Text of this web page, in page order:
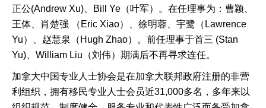
正公(Andrew Xu)、Bill Ye（叶军）。在任理事为：曹颖、
王体、肖楚强 （Eric Xiao）、徐明蓉、宇鹭（Lawrence
Yu）、赵慧泉（Hugh Zhao）。前任理事于首三 (Stan
Yu)、William Liu（刘伟）期满后不再寻求连任。
加拿大中国专业人士协会是在加拿大联邦政府注册的非营
利组织，拥有移民专业人士会员近31,000多名，多年来以